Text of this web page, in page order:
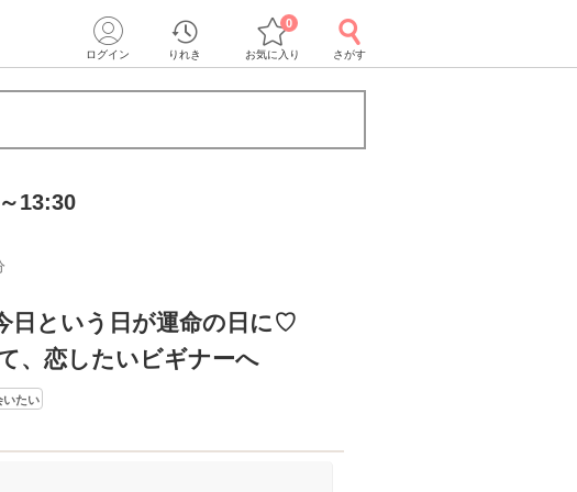
ログイン りれき お気に入り
0
さがす
13:30
日という日が運命の日に♡
、恋したいビギナーへ
いたい